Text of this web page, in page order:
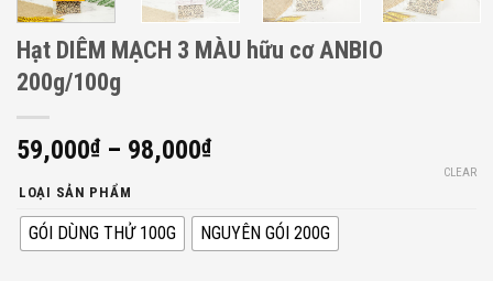
Hạt DIÊM MẠCH 3 MÀU hữu cơ ANBIO
200g/100g
59,000₫– 98,000₫
LOẠI SẢN PHẨM
GÓI DÙNG THỬ 100G NGUYÊN GÓI 200G
CLEAR